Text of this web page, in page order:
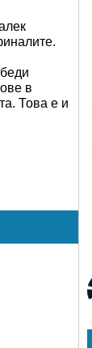
в
Това е и